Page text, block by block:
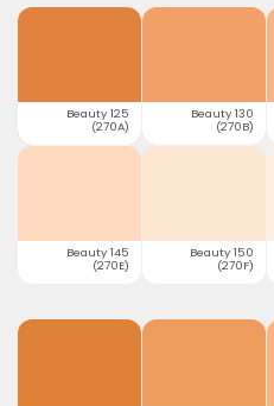
Beauty 125
(270A)
Beauty 130
(270B)
Beauty 145
(270E)
Beauty 150
(270F)